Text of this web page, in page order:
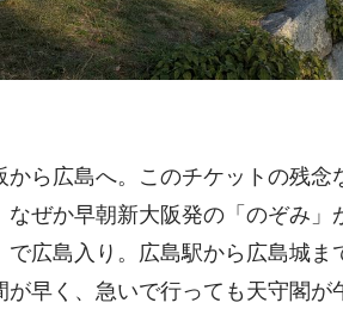
から広島へ。このチケットの残
なぜか早朝新大阪発の「のぞみ
で広島入り。広島駅から広島城
が早く、急いで行っても天守閣が